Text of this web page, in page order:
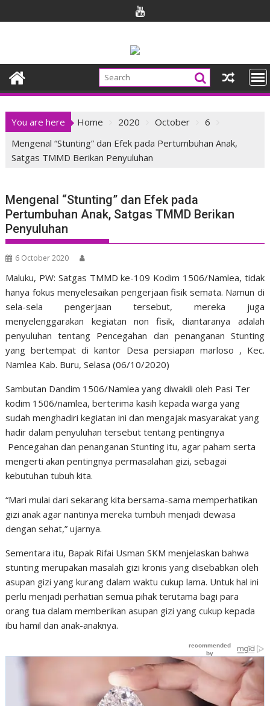
to
You are here Home 2020 October
6
Mengenal “Stunting” dan Efek pada Pertumbuhan Anak,
Satgas TMMD Berikan Penyuluhan
Mengenal “Stunting” dan Efek pada
Pertumbuhan Anak, Satgas TMMD Berikan
Penyuluhan
6 October 2020
Maluku, PW: Satgas TMMD ke-109 Kodim 1506/Namlea, tidak
hanya fokus menyelesaikan pengerjaan fisik semata. Namun di
sela-sela pengerjaan tersebut, mereka juga
menyelenggarakan kegiatan non fisik, diantaranya adalah
penyuluhan tentang Pencegahan dan penanganan Stunting
yang bertempat di kantor Desa persiapan marloso , Kec.
Namlea Kab. Buru, Selasa (06/10/2020)
Sambutan Dandim 1506/Namlea yang diwakili oleh Pasi Ter
kodim 1506/namlea, berterima kasih kepada warga yang
sudah menghadiri kegiatan ini dan mengajak masyarakat yang
hadir dalam penyuluhan tersebut tentang pentingnya
Pencegahan dan penanganan Stunting itu, agar paham serta
mengerti akan pentingnya permasalahan gizi, sebagai
kebutuhan tubuh kita.
“Mari mulai dari sekarang kita bersama-sama memperhatikan
gizi anak agar nantinya mereka tumbuh menjadi dewasa
dengan sehat,” ujarnya.
Sementara itu, Bapak Rifai Usman SKM menjelaskan bahwa
stunting merupakan masalah gizi kronis yang disebabkan oleh
asupan gizi yang kurang dalam waktu cukup lama. Untuk hal ini
perlu menjadi perhatian semua pihak terutama bagi para
orang tua dalam memberikan asupan gizi yang cukup kepada
ibu hamil dan anak-anaknya.